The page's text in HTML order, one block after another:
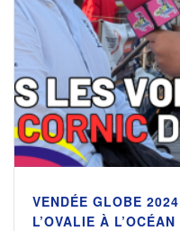
VENDÉE GLOBE
L’OVALIE À L’OCÉAN